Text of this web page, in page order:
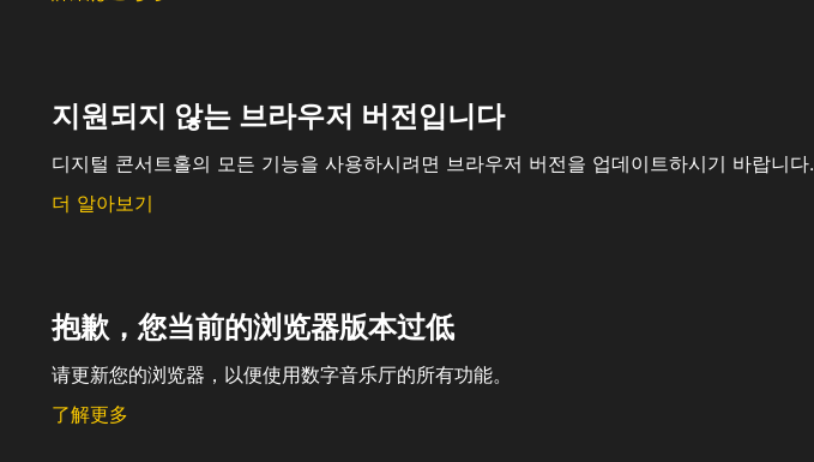
지원되지 않는 브라우저 버전입니다
디지털 콘서트홀의 모든 기능을 사용하시려면 브라우저 버전을 업데이트하시기 바랍니다.
더 알아보기
抱歉，您当前的浏览器版本过低
请更新您的浏览器，以便使用数字音乐厅的所有功能。
了解更多